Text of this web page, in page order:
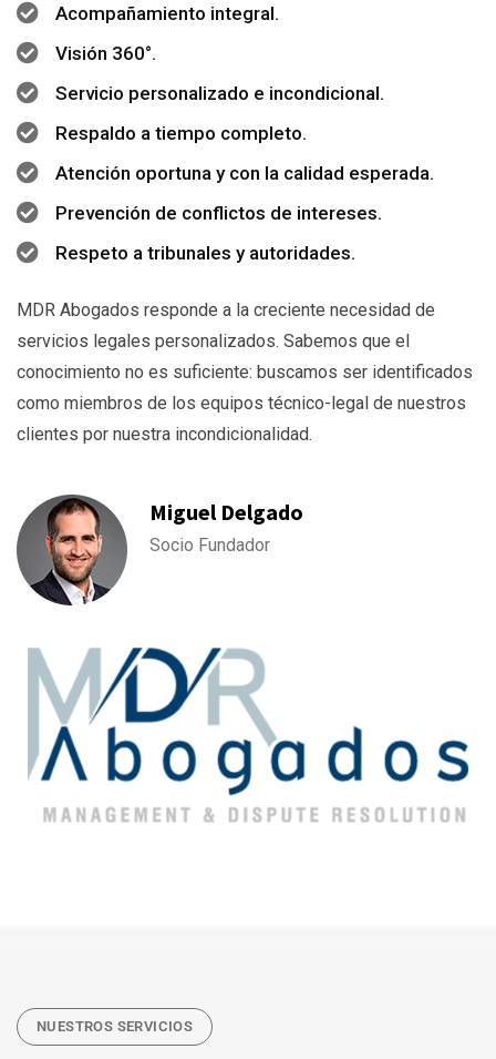
Acompañamiento integral.
Visión 360°.
Servicio personalizado e incondicional.
Respaldo a tiempo completo.
Atención oportuna y con la calidad esperada.
Prevención de conflictos de intereses.
Respeto a tribunales y autoridades.
MDR Abogados responde a la creciente necesidad de
servicios legales personalizados. Sabemos que el
conocimiento no es suficiente: buscamos ser identificados
como miembros de los equipos técnico-legal de nuestros
clientes por nuestra incondicionalidad.
Miguel Delgado
Socio Fundador
NUESTROS SERVICIOS